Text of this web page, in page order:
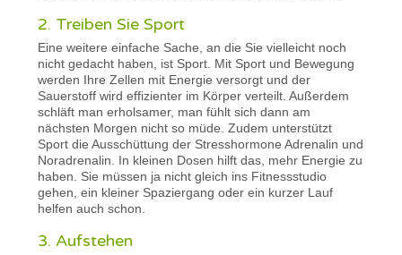
2. Treiben Sie Sport
Eine weitere einfache Sache, an die Sie vielleicht noch
nicht gedacht haben, ist Sport. Mit Sport und Bewegung
werden Ihre Zellen mit Energie versorgt und der
Sauerstoff wird effizienter im Körper verteilt. Außerdem
schläft man erholsamer, man fühlt sich dann am
nächsten Morgen nicht so müde. Zudem unterstützt
Sport die Ausschüttung der Stresshormone Adrenalin und
Noradrenalin. In kleinen Dosen hilft das, mehr Energie zu
haben. Sie müssen ja nicht gleich ins Fitnessstudio
gehen, ein kleiner Spaziergang oder ein kurzer Lauf
helfen auch schon.
3. Aufstehen